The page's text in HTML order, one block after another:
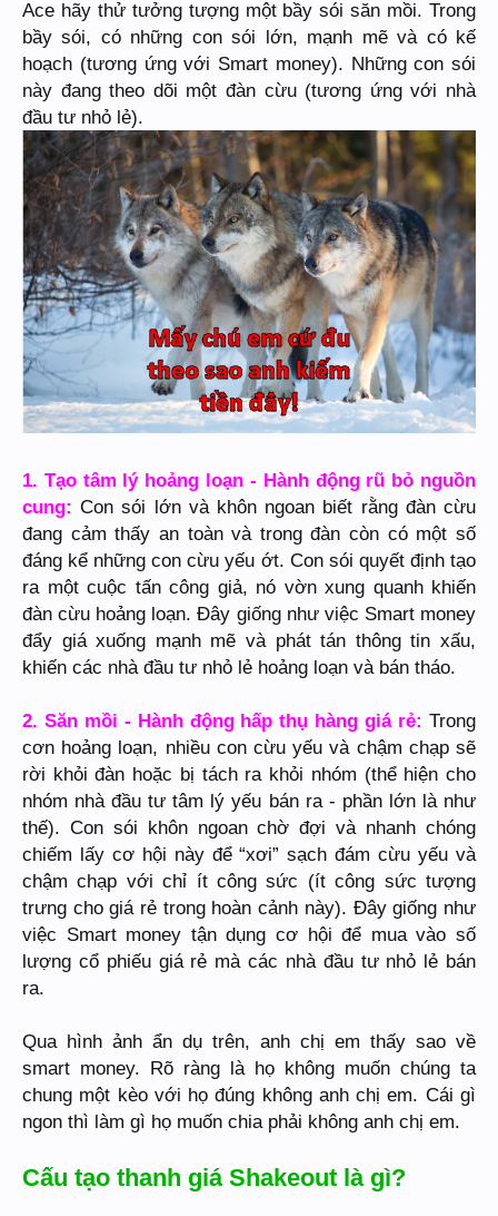
Ace hãy thử tưởng tượng một bầy sói săn mồi. Trong
bầy sói, có những con sói lớn, mạnh mẽ và có kế
hoạch (tương ứng với Smart money). Những con sói
này đang theo dõi một đàn cừu (tương ứng với nhà
đầu tư nhỏ lẻ).
1. Tạo tâm lý hoảng loạn - Hành động rũ bỏ nguồn
cung: Con sói lớn và khôn ngoan biết rằng đàn cừu
đang cảm thấy an toàn và trong đàn còn có một số
đáng kể những con cừu yếu ớt. Con sói quyết định tạo
ra một cuộc tấn công giả, nó vờn xung quanh khiến
đàn cừu hoảng loạn. Đây giống như việc Smart money
đẩy giá xuống mạnh mẽ và phát tán thông tin xấu,
khiến các nhà đầu tư nhỏ lẻ hoảng loạn và bán tháo.
2. Săn mồi - Hành động hấp thụ hàng giá rẻ: Trong
cơn hoảng loạn, nhiều con cừu yếu và chậm chạp sẽ
rời khỏi đàn hoặc bị tách ra khỏi nhóm (thể hiện cho
nhóm nhà đầu tư tâm lý yếu bán ra - phần lớn là như
thế). Con sói khôn ngoan chờ đợi và nhanh chóng
chiếm lấy cơ hội này để “xơi” sạch đám cừu yếu và
chậm chạp với chỉ ít công sức (ít công sức tượng
trưng cho giá rẻ trong hoàn cảnh này). Đây giống như
việc Smart money tận dụng cơ hội để mua vào số
lượng cổ phiếu giá rẻ mà các nhà đầu tư nhỏ lẻ bán
ra.
Qua hình ảnh ẩn dụ trên, anh chị em thấy sao về
smart money. Rõ ràng là họ không muốn chúng ta
chung một kèo với họ đúng không anh chị em. Cái gì
ngon thì làm gì họ muốn chia phải không anh chị em.
Cấu tạo thanh giá Shakeout là gì?